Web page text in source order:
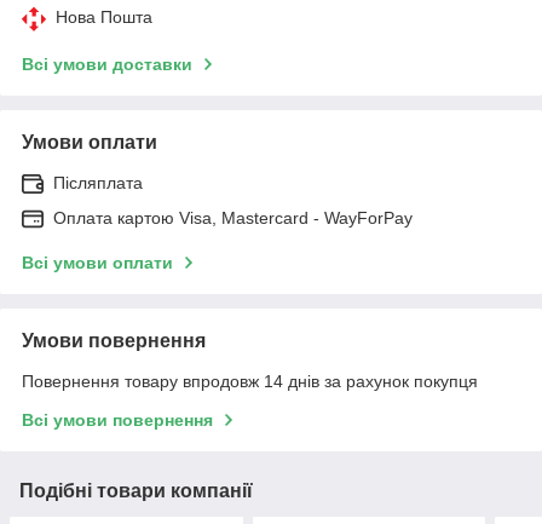
Нова Пошта
Всі умови доставки
Умови оплати
Післяплата
Оплата картою Visa, Mastercard - WayForPay
Всі умови оплати
Умови повернення
Повернення товару впродовж 14 днів за рахунок покупця
Всі умови повернення
Подібні товари компанії